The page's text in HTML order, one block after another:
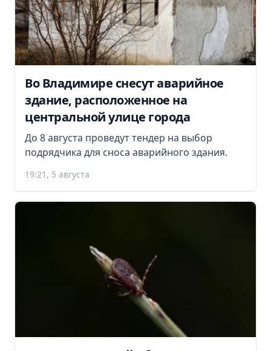
Во Владимире снесут аварийное
здание, расположенное на
центральной улице города
До 8 августа проведут тендер на выбор
подрядчика для сноса аварийного здания.
19:21, 5 августа